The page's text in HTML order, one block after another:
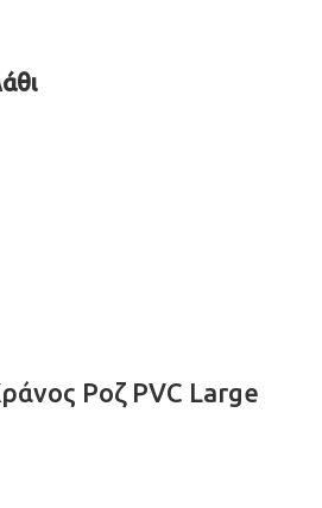
Ροζ PVC Large